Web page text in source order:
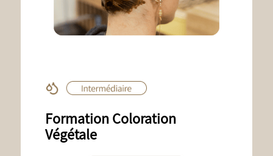
Formation Coloration
Végétale